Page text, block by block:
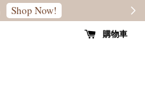
惠8折 SALE
購物車